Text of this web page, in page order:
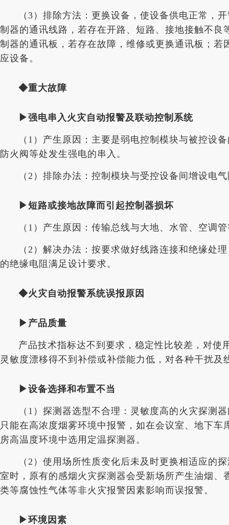
（3）排除方法：更换设备，使设备供电正常，
制器的通讯线路，若存在开路、短路、接地接触不
制器的通讯板，若存在故障，维修或更换通讯板；
应设备。
◆重大故障
▶强电串入火灾自动报警及联动控制系统
（1）产生原因：主要是弱电控制模块与被控设
防火阀等处发生强电的串入。
（2）排除办法：控制模块与受控设备间增设电
▶短路或接地故障而引起控制器损坏
（1）产生原因：传输总线与大地、水管、空调
（2）解决办法：按要求做好线路连接和绝缘处
的绝缘电阻满足设计要求。
◆火灾自动报警系统误报原因
▶产品质量
产品技术指标达不到要求，稳定性比较差，对
灵敏度漂移得不到补偿或补偿能力低，对各种干扰
▶设备选择和布置不当
（1）探测器选型不合理：灵敏度高的火灾探测
只能在高浓度烟雾环境中报警，如在会议室、地下
房高温度环境中选用定温探测器。
（2）使用场所性质变化后未及时更换相适应的
室时，原有的感烟火灾探测器会受新场所产生油烟
类等腐蚀性气体等非火灾报警因素影响而误报警。
▶环境因素